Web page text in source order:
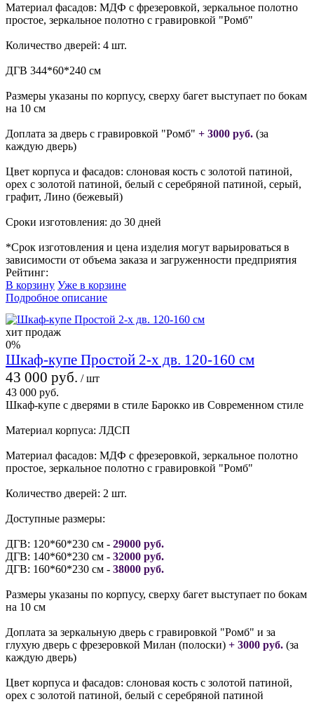
Материал фасадов: МДФ с фрезеровкой, зеркальное полотно
простое, зеркальное полотно с гравировкой "Ромб"
Количество дверей: 4 шт.
ДГВ 344*60*240 см
Размеры указаны по корпусу, сверху багет выступает по бокам
на 10 см
Доплата за дверь с гравировкой "Ромб" + 3000 руб. (за
каждую дверь)
Цвет корпуса и фасадов: слоновая кость с золотой патиной,
орех с золотой патиной, белый с серебряной патиной, серый,
графит, Лино (бежевый)
Сроки изготовления: до 30 дней
*Срок изготовления и цена изделия могут варьироваться в
зависимости от объема заказа и загруженности предприятия
Рейтинг:
В корзину Уже в корзине
Подробное описание
хит продаж
0%
Шкаф-купе Простой 2-х дв. 120-160 см
43 000 руб. / шт
43 000 руб.
Шкаф-купе с дверями в стиле Барокко ив Современном стиле
Материал корпуса: ЛДСП
Материал фасадов: МДФ с фрезеровкой, зеркальное полотно
простое, зеркальное полотно с гравировкой "Ромб"
Количество дверей: 2 шт.
Доступные размеры:
ДГВ: 120*60*230 см - 29000 руб.
ДГВ: 140*60*230 см - 32000 руб.
ДГВ: 160*60*230 см - 38000 руб.
Размеры указаны по корпусу, сверху багет выступает по бокам
на 10 см
Доплата за зеркальную дверь с гравировкой "Ромб" и за
глухую дверь с фрезеровкой Милан (полоски) + 3000 руб. (за
каждую дверь)
Цвет корпуса и фасадов: слоновая кость с золотой патиной,
орех с золотой патиной, белый с серебряной патиной